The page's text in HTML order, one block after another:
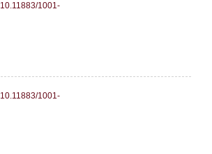
10.11883/1001-
10.11883/1001-